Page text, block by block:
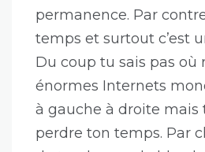
permanence. Par
temps et surtout c’est
Du coup tu sais pas où
énormes Internets
à gauche à droite mais
perdre ton temps. Par